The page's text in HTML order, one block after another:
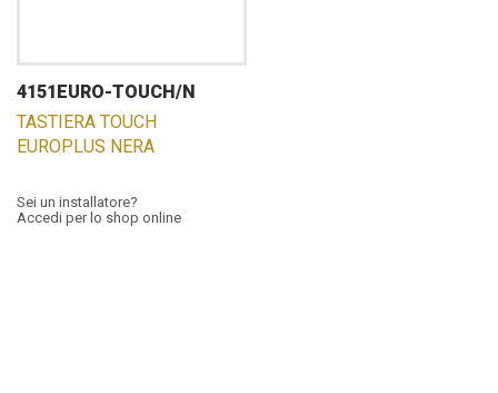
4151EURO-TOUCH/N
TASTIERA TOUCH
EUROPLUS NERA
Sei un installatore?
Accedi per lo shop online